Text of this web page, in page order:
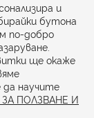
и
бутона
по-добро
ще окаже
да научите
ПОЛЗВАНЕ И